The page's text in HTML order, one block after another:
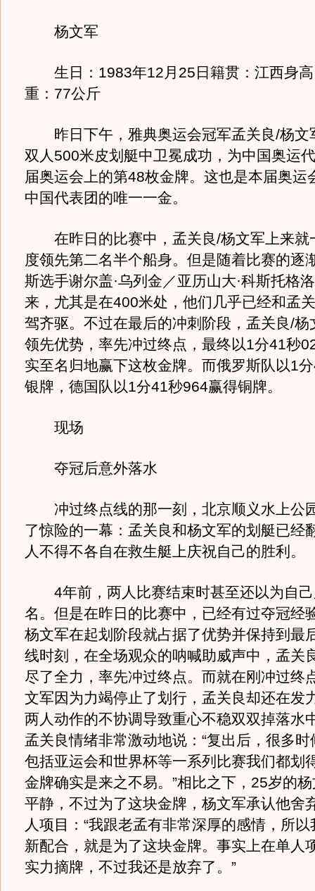
杨文军
生日：1983年12月25日籍贯：江西身高
重：77公斤
昨日下午，雅典奥运会冠军孟关良/杨文
双人500米皮划艇中卫冕成功，为中国奥运
届奥运会上的第48枚金牌。这也是本届奥运
中国代表团的唯一一金。
在昨日的比赛中，孟关良/杨文军上来就
度领先第二名半个船身。但是随着比赛的逐
斯选手谢尔盖·乌列金／亚历山大·科斯托格
来，尤其是在400米处，他们几乎已经和孟
驾齐驱。不过在最后的冲刺阶段，孟关良/杨
领先优势，率先冲过终点，最终以1分41秒
实至名归地赢下这枚金牌。而俄罗斯队以1
银牌，德国队以1分41秒964赢得铜牌。
现场
夺冠后意外落水
冲过终点线的那一刻，北京顺义水上公
了惊险的一幕：孟关良和杨文军的划艇已经
人不得不各自在救生艇上庆祝自己的胜利。
4年前，两人比赛结束时甚至还以为自己
名。但是在昨日的比赛中，已经有过夺冠经
杨文军在起划阶段就占据了优势并保持到最
线时刻，在全场观众的呐喊助威声中，孟关
尽了全力，率先冲过终点。而就在刚冲过终
文军因为力竭停止了划行，孟关良却还在发
两人动作的不协调导致重心不稳双双掉落水
孟关良情绪非常激动地说：“复出后，很多
包括亚运会和世界杯等一系列比赛我们都划
金牌确实是来之不易。”相比之下，25岁的
平静，不过为了这块金牌，杨文军承认他舍
人项目：“我跟老孟有非常深厚的感情，所
新配合，就是为了这块金牌。事实上在单人
实力摘牌，不过我还是放弃了。”